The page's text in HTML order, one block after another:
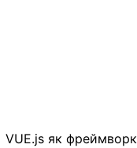
VUE.js як